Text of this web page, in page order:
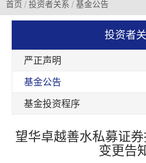
首页 投资者关系 基金公告
投资者
严正声明
基金公告
基金投资程序
望华卓越善水私募证
变更告